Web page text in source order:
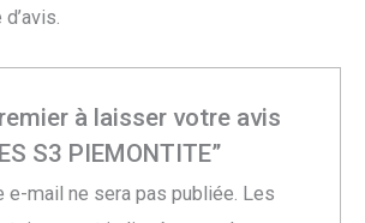
à laisser votre avis
S3 PIEMONTITE”
e-mail ne sera pas publiée. Les